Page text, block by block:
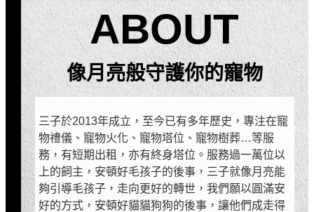
ABOUT
像月亮般守護你的寵物
三子於2013年成立，至今已有多年歷史，專注在寵
物禮儀、寵物火化、寵物塔位、寵物樹葬…等服
務，有短期出租，亦有終身塔位。服務過一萬位以
上的飼主，安頓好毛孩子的後事，三子就像月亮能
夠引導毛孩子，走向更好的轉世，我們願以圓滿安
好的方式，安頓好貓貓狗狗的後事，讓他們成走得